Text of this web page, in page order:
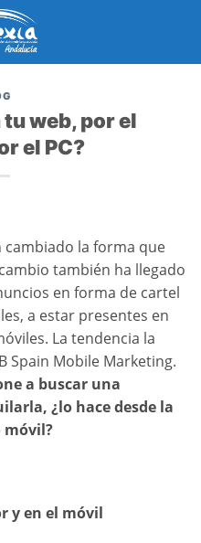
web, por el
el PC?
cambiado la forma que
también ha llegado
en forma de cartel
a estar presentes en
La tendencia la
Spain Mobile Marketing.
a buscar una
¿lo hace desde la
móvil?
y en el móvil